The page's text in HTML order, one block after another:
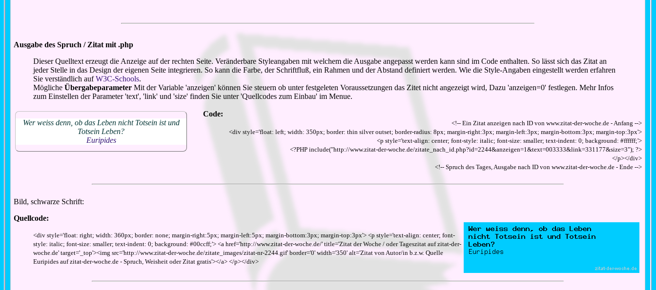
Ausgabe des Spruch / Zitat mit .php
Dieser Quelltext erzeugt die Anzeige auf der rechten Seite. Veränderbare Styleangaben mit welchem die Ausgabe angepasst werden kann sind im Code enthalten. So lässt sich das Zitat an
jeder Stelle in das Design der eigenen Seite integrieren. So kann die Farbe, der Schriftfluß, ein Rahmen und der Abstand definiert werden. Wie die Style-Angaben eingestellt werden erfahren
Sie verständlich aufW3C-Schools.
MöglicheÜbergabeparameter Mit der Variable 'anzeigen' können Sie steuern ob unter festgeleten Voraussetzungen das Zitet nicht angezeigt wird, Dazu 'anzeigen=0' festlegen. Mehr Infos
zum Einstellen der Parameter 'text', 'link' und 'size' finden Sie unter 'Quellcodes zum Einbau' im Menue.
Wer weiss denn, ob das Leben nicht Totsein ist und
Totsein Leben?
Euripides
Code:
<!-- Ein Zitat anzeigen nach ID von www.zitat-der-woche.de - Anfang -->
<div style='float: left; width: 350px; border: thin silver outset; border-radius: 8px; margin-right:3px; margin-left:3px; margin-bottom:3px; margin-top:3px'>
<p style='text-align: center; font-style: italic; font-size: smaller; text-indent: 0; background: #ffffff;'>
<?PHP include("http://www.zitat-der-woche.de/zitate_nach_id.php?id=2244&anzeigen=1&text=003333&link=331177&size=3"); ?>
</p></div>
<!-- Spruch des Tages, Ausgabe nach ID von www.zitat-der-woche.de - Ende -->
Bild, schwarze Schrift:
Quellcode:
<div style='float: right; width: 360px; border: none; margin-right:5px; margin-left:5px; margin-bottom:3px; margin-top:3px'> <p style='text-align: center; font-
style: italic; font-size: smaller; text-indent: 0; background: #00ccff;'> <a href='http://www.zitat-der-woche.de/' title='Zitat der Woche / oder Tageszitat auf zitat-der-
woche.de' target='_top'><img src='http://www.zitat-der-woche.de/zitate_images/zitat-nr-2244.gif' border='0' width='350' alt='Zitat von Autor/in b.z.w. Quelle
Euripides auf zitat-der-woche.de - Spruch, Weisheit oder Zitat gratis'></a> </p></div>